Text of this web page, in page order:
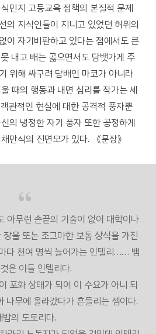
민지 고등교육 정책의 본질적 문제
의 지식인들이 지니고 있었던 허위의
이 자기비판하고 있다는 점에서도 큰
내고 배는 곯으면서도 담뱃가게 주
위해 싸구려 담배인 마코가 아니라
때의 행동과 내면 심리를 작가는 세
관적인 현실에 대한 공격적 풍자뿐
의 냉정한 자기 풍자 또한 공정하게
만식의 진면모가 있다. 《문장》
무런 손끝의 기술이 없이 대학이나
을 또는 조그마한 보통 상식을 가진
다 천여 명씩 늘어가는 인텔리…… 뱀
은 이들 인텔리다.
포화 상태가 되어 이 수요가 아니 되
나무에 올라갔다가 흔들리는 셈이다.
밥의 도토리다.